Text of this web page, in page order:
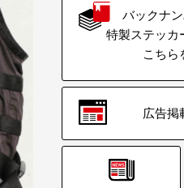
バックナン
特製ステッカ
こちら
広告掲